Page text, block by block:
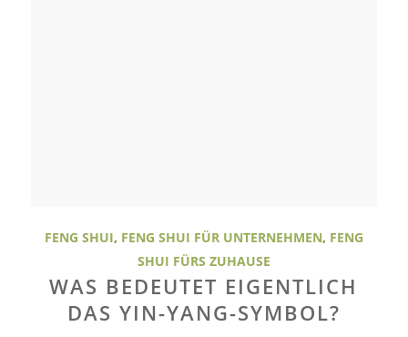
FENG SHUI, FENG SHUI FÜR UNTERNEHMEN, FENG
SHUI FÜRS ZUHAUSE
WAS BEDEUTET EIGENTLICH
DAS YIN-YANG-SYMBOL?